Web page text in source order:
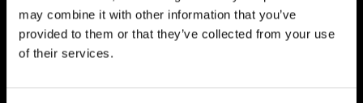
may combine it with other information that you’ve
provided to them or that they’ve collected from your use
of their services.